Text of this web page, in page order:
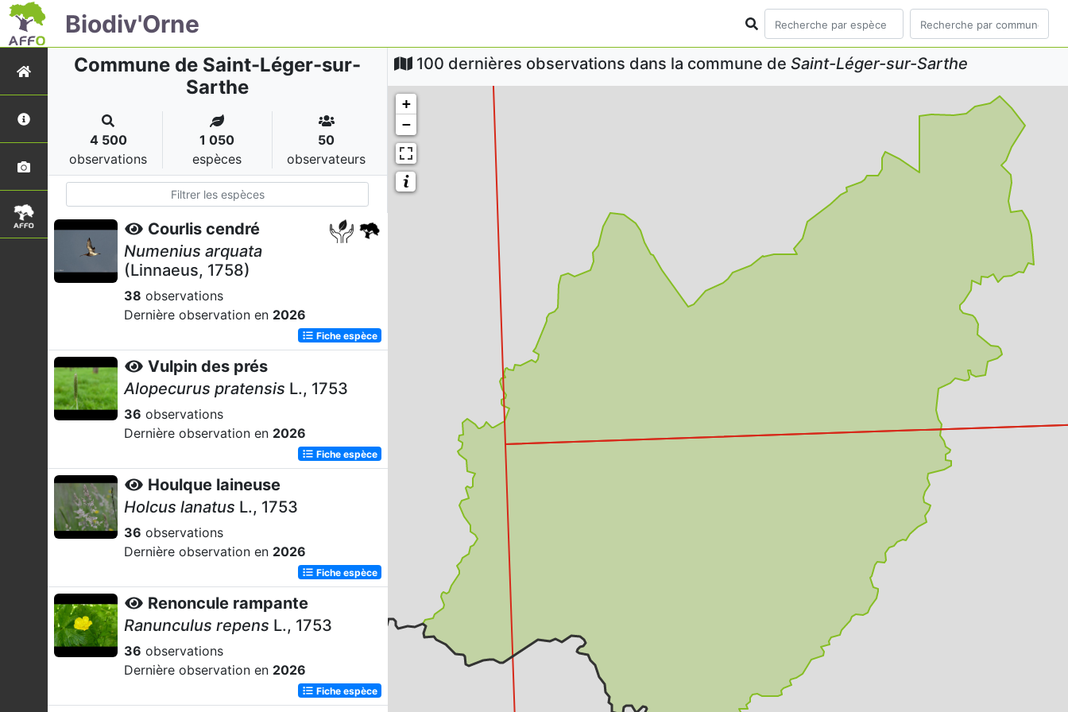
Biodiv'Orne
Commune de Saint-Léger-sur-
Sarthe
4 500
observations
1 050
espèces
50
observateurs
Courlis cendré
Numenius arquata
(Linnaeus, 1758)
38 observations
Dernière observation en 2026
Fiche espèce
Vulpin des prés
Alopecurus pratensis L., 1753
36 observations
Dernière observation en 2026
Fiche espèce
Houlque laineuse
Holcus lanatus L., 1753
36 observations
Dernière observation en 2026
Fiche espèce
Renoncule rampante
Ranunculus repens L., 1753
36 observations
Dernière observation en 2026
Fiche espèce
100 dernières observations dans la commune de Saint-Léger-sur-Sarthe
+
−